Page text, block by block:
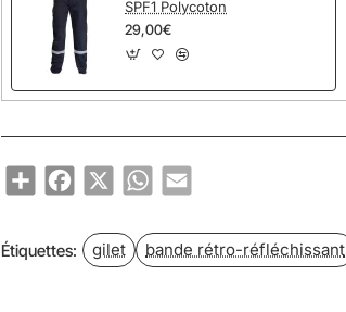
SPF1 Polycoton
29,00€
ShareFacebook
X WhatsApp
Email
Étiquettes: gilet bande rétro-réfléchissant